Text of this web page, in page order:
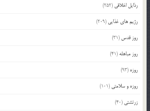
رذایل اخلاقی (252)
رژیم های غذایی (209)
روز قدس (31)
روز مباهله (41)
روزه (93)
روزه و سلامتی (101)
زرتشتی (40)